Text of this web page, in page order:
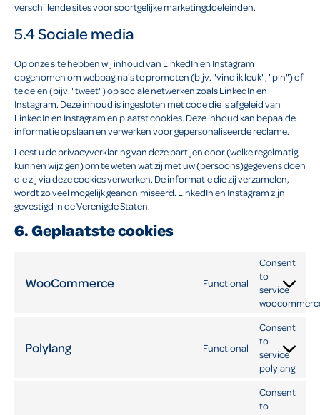
verschillende sites voor soortgelijke marketingdoeleinden.
5.4 Sociale media
Op onze site hebben wij inhoud van LinkedIn en Instagram
opgenomen om webpagina's te promoten (bijv. "vind ik leuk", "pin") of
te delen (bijv. "tweet") op sociale netwerken zoals LinkedIn en
Instagram. Deze inhoud is ingesloten met code die is afgeleid van
LinkedIn en Instagram en plaatst cookies. Deze inhoud kan bepaalde
informatie opslaan en verwerken voor gepersonaliseerde reclame.
Leest u de privacyverklaring van deze partijen door (welke regelmatig
kunnen wijzigen) om te weten wat zij met uw (persoons)gegevens doen
die zij via deze cookies verwerken. De informatie die zij verzamelen,
wordt zo veel mogelijk geanonimiseerd. LinkedIn en Instagram zijn
gevestigd in de Verenigde Staten.
6. Geplaatste cookies
WooCommerce Functional
Consent
to
service
Polylang Functional
Consent
to
service
polylang
Consent
to